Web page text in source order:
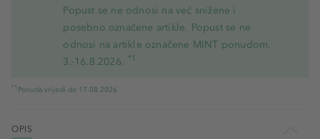
Popust se ne odnosi na već snižene i
posebno označene artikle. Popust se ne
odnosi na artikle označene MINT ponudom.
3.-16.8.2026. *1
*1 Ponuda vrijedi do 17.08.2026
OPIS